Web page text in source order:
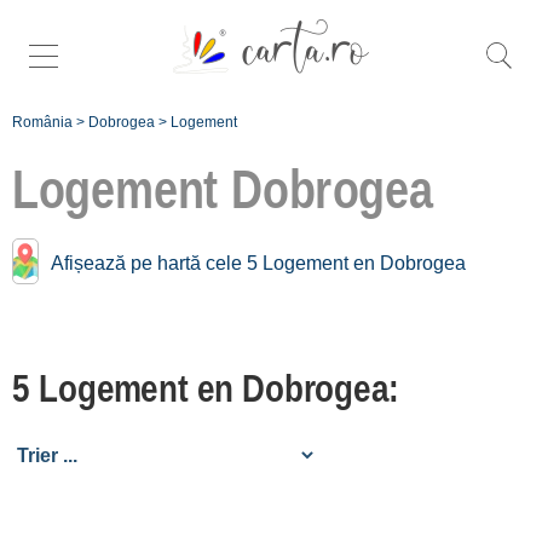
România > Dobrogea > Logement
Logement Dobrogea
Afișează pe hartă cele 5 Logement en Dobrogea
5 Logement en Dobrogea:
Trouver plus
spécifiques
Greci [2]
Jurilovca [2]